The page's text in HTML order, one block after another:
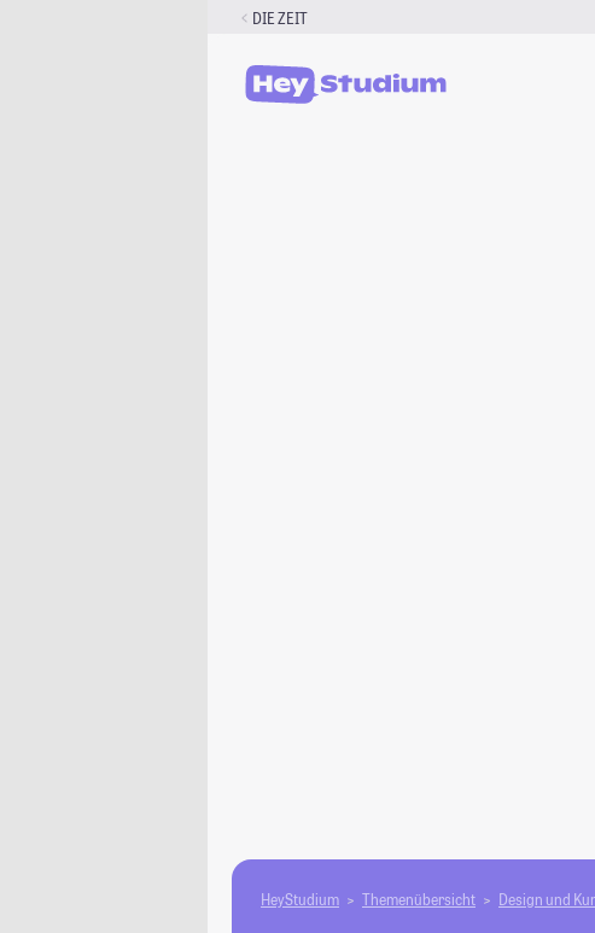
DIE ZEIT
HeyStudium Themenübersicht Design und